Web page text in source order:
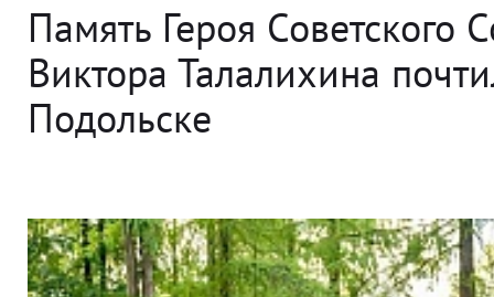
Память Героя Советского
Виктора Талалихина
Подольске